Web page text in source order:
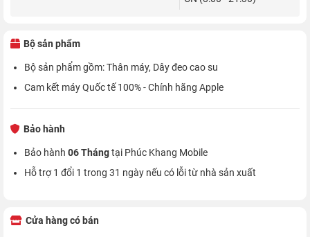
Bộ sản phẩm
Bộ sản phẩm gồm: Thân máy, Dây đeo cao su
Cam kết máy Quốc tế 100% - Chính hãng Apple
Bảo hành
Bảo hành 06 Thángtại Phúc Khang Mobile
Hỗ trợ 1 đổi 1 trong 31 ngày nếu có lỗi từ nhà sản xuất
Cửa hàng có bán